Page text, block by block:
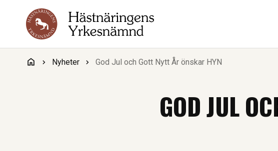
Nyheter God Jul och Gott Nytt År önskar HYN
GOD JUL